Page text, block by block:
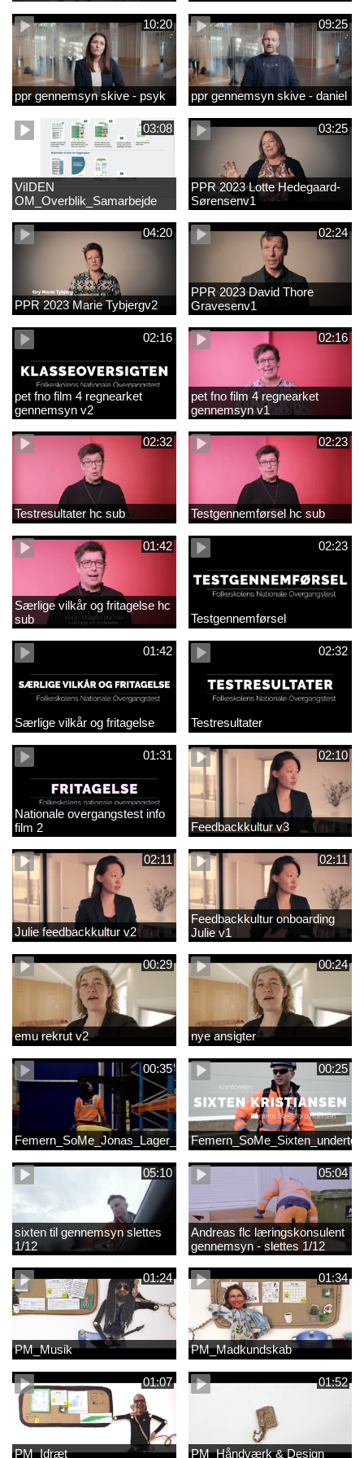
10:20
ppr gennemsyn skive - psyk
09:25
ppr gennemsyn skive - daniel
03:08
ViIDEN
OM_Overblik_Samarbejde
med forældre om sproglig
udvikling og forebyggelse af
læsevanskelighede
03:25
PPR 2023 Lotte Hedegaard-
Sørensenv1
04:20
PPR 2023 Marie Tybjergv2
02:24
PPR 2023 David Thore
Gravesenv1
02:16
pet fno film 4 regnearket
gennemsyn v2
02:16
pet fno film 4 regnearket
gennemsyn v1
02:32
Testresultater hc sub
02:23
Testgennemførsel hc sub
01:42
Særlige vilkår og fritagelse hc
sub
02:23
Testgennemførsel
01:42
Særlige vilkår og fritagelse
02:32
Testresultater
01:31
Nationale overgangstest info
film 2
02:10
Feedbackkultur v3
02:11
Julie feedbackkultur v2
02:11
Feedbackkultur onboarding
Julie v1
00:29
emu rekrut v2
00:24
nye ansigter
00:35
Femern_SoMe_Jonas_Lager_Undertekst
00:25
05:10
sixten til gennemsyn slettes
1/12
05:04
Andreas flc læringskonsulent
gennemsyn - slettes 1/12
01:24
PM_Musik
01:34
PM_Madkundskab
01:07
PM_Idræt
01:52
PM_Håndværk & Design